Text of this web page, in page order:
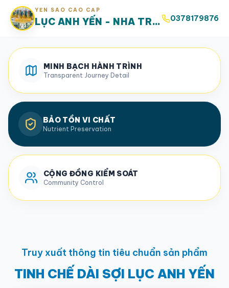
YẾN SÀO CAO CẤP
LỤC ANH YẾN - NHA TRANG 0378179876
MINH BẠCH HÀNH TRÌNH
Transparent Journey Detail
BẢO TỒN VI CHẤT
Nutrient Preservation
CỘNG ĐỒNG KIỂM SOÁT
Community Control
Truy xuất thông tin tiêu chuẩn sản phẩm
TINH CHẾ DÀI SỢI LỤC ANH YẾN